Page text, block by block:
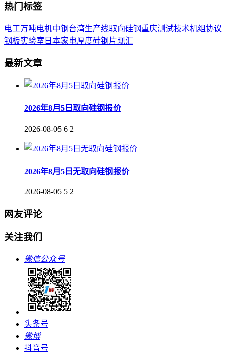
热门标签
电工万吨电机中钢台湾生产线取向硅钢重庆测试技术机组协议
钢板实验室 日本家电厚度硅钢片现汇
最新文章
2026年8月5日取向硅钢报价
2026-08-05 6 2
2026年8月5日无取向硅钢报价
2026-08-05 5 2
网友评论
关注我们
微信公众号
头条号
微博
抖音号